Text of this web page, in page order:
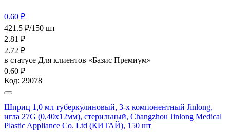
0.60 ₽
421.5 ₽/150 шт
2.81 ₽
2.72 ₽
в статусе Для клиентов «Базис Премиум»
0.60 ₽
Код: 29078
Шприц 1,0 мл туберкулиновый, 3-х компонентный Jinlong,
игла 27G (0,40х12мм), стерильный, Changzhou Jinlong Medical
Plastic Appliance Co. Ltd (КИТАЙ), 150 шт